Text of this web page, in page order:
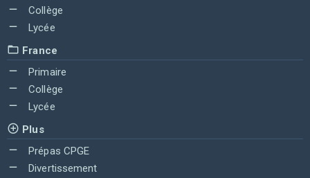
Collège
Lycée
France
Primaire
Collège
Lycée
Plus
Prépas CPGE
Divertissement